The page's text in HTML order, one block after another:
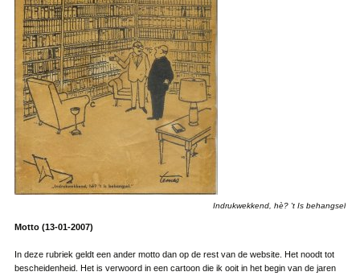
Indrukwekkend, hè? 't Is behangsel
Motto (13-01-2007)
In deze rubriek geldt een ander motto dan op de rest van de website. Het noodt tot
bescheidenheid. Het is verwoord in een cartoon die ik ooit in het begin van de jaren